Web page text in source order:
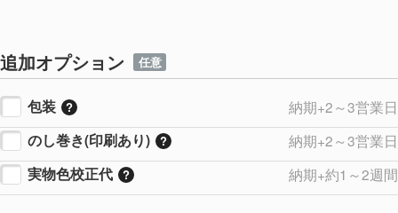
追加オプション 任意
包装
納期+2～3営業日
のし巻き(印刷あり)
納期+2～3営業日
実物色校正代
納期+約1～2週間